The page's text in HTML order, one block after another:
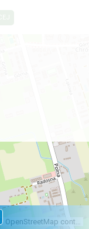
Map data © OpenStreetMap contributors, CC-BY-SA